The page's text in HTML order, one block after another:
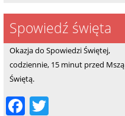
c
e
b
o
o
k
itt
er
Spowiedź święta
Okazja do Spowiedzi Świętej,
codziennie, 15 minut przed Mszą
Świętą.
F